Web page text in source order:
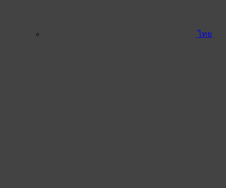
ไทย